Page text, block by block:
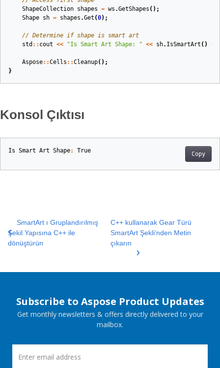
ShapeCollection shapes = ws .GetShapes ();
Shape sh = shapes .Get (0);
// Determine if shape is smart art
std :: cout << "Is Smart Art Shape: " << sh. IsSmartArt () <<
Aspose::Cells ::Cleanup();
}
Konsol Çıktısı
Copy
Is Smart Art Shape: True
SmartArt ı Gruplandırılmış
Şekil Yapısına C++ ile
dönüştürün
C++ kullanarak Gear Türü
SmartArt Şekli’nden Metin
çıkarın
Subscribe to Aspose Product Updates
Get monthly newsletters & offers directly delivered to your
mailbox.